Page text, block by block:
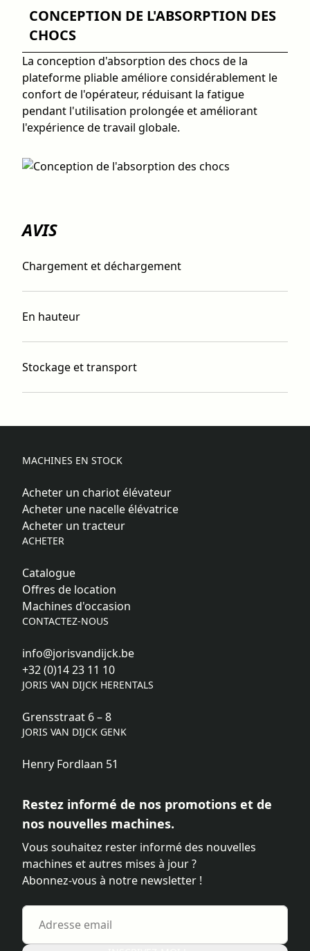
CONCEPTION DE L'ABSORPTION DES
CHOCS
La conception d'absorption des chocs de la
plateforme pliable améliore considérablement le
confort de l'opérateur, réduisant la fatigue
pendant l'utilisation prolongée et améliorant
l'expérience de travail globale.
AVIS
Chargement et déchargement
En hauteur
Stockage et transport
MACHINES EN STOCK
Acheter un chariot élévateur
Acheter une nacelle élévatrice
Acheter un tracteur
ACHETER
Catalogue
Offres de location
Machines d'occasion
CONTACTEZ-NOUS
info@jorisvandijck.be
+32 (0)14 23 11 10
JORIS VAN DIJCK HERENTALS
Grensstraat 6 – 8
JORIS VAN DIJCK GENK
Henry Fordlaan 51
Restez informé de nos promotions et de
nos nouvelles machines.
Vous souhaitez rester informé des nouvelles
machines et autres mises à jour ?
Abonnez-vous à notre newsletter !